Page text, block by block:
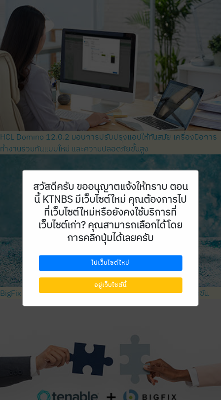
HCL Domino 12.0.2 มอบการปรับปรุงแอปให้ทันสมัย ​​เครื่องมือการ
ทำงานร่วมกันแบบใหม่ และความปลอดภัยขั้นสูง
BigFix เป็นผู้นำในการจัดการอุปกรณ์ปลายทาง ทำลายการแข่งขัน
สวัสดีครับ ขออนุญาตแจ้งให้ทราบ ตอน
นี้ KTNBS มีเว็บไซต์ใหม่ คุณต้องการไป
ที่เว็บไซต์ใหม่หรือยังคงใช้บริการที่
เว็บไซต์เก่า? คุณสามารถเลือกได้โดย
การคลิกปุ่มได้เลยครับ
ไปเว็บไซต์ใหม่
อยู่เว็บไซต์นี้